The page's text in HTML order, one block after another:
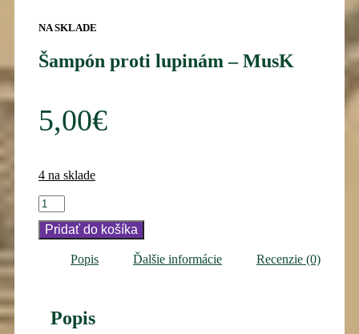
NA SKLADE
Šampón proti lupinám – MusK
5,00€
4 na sklade
množstvo
Šampón
proti
Pridať do košíka
Popis Ďalšie informácie Recenzie (0)
Popis